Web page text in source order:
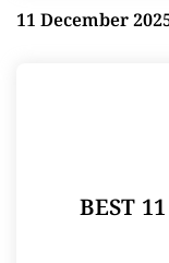
11 December
BEST